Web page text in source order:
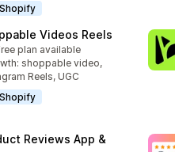
Videos Reels
plan available
shoppable video,
Reels, UGC
Reviews App &